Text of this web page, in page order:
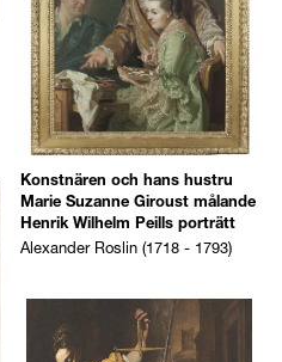
Konstnären och hans hustru
Marie Suzanne Giroust målande
Henrik Wilhelm Peills porträtt
Alexander Roslin (1718 - 1793)